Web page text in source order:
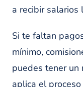
a recibir salarios
Si te faltan
mínimo,
puedes tener un
aplica el